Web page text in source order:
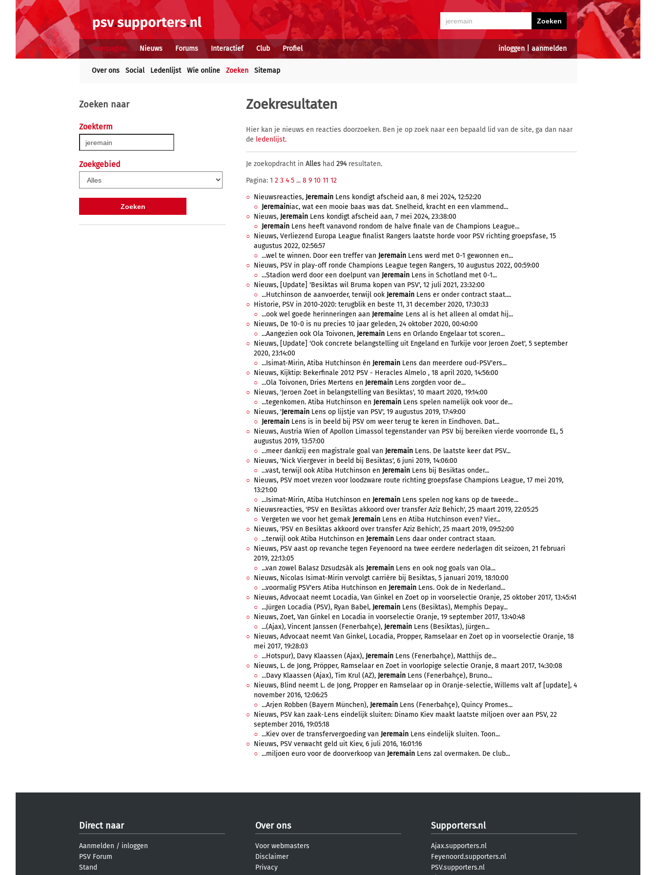
inloggen| aanmelden
Voorpagina Nieuws Forums Interactief Club Profiel
Over ons Social Ledenlijst Wie online Zoeken Sitemap
Zoeken naar
Zoekterm
Zoekgebied
Zoekresultaten
Hier kan je nieuws en reacties doorzoeken. Ben je op zoek naar een bepaald lid van de site, ga dan naar
de ledenlijst.
Je zoekopdracht in Alles had 294resultaten.
Pagina: 1 2 3 4 5 ... 8 9 10 11 12
Nieuwsreacties, Jeremain Lens kondigt afscheid aan, 8 mei 2024, 12:52:20
Jeremainiac, wat een mooie baas was dat. Snelheid, kracht en een vlammend...
Nieuws, Jeremain Lens kondigt afscheid aan, 7 mei 2024, 23:38:00
Jeremain Lens heeft vanavond rondom de halve finale van de Champions League...
Nieuws, Verliezend Europa League finalist Rangers laatste horde voor PSV richting groepsfase, 15
augustus 2022, 02:56:57
...wel te winnen. Door een treffer van Jeremain Lens werd met 0-1 gewonnen en...
Nieuws, PSV in play-off ronde Champions League tegen Rangers, 10 augustus 2022, 00:59:00
...Stadion werd door een doelpunt van Jeremain Lens in Schotland met 0-1...
Nieuws, [Update] 'Besiktas wil Bruma kopen van PSV', 12 juli 2021, 23:32:00
...Hutchinson de aanvoerder, terwijl ook Jeremain Lens er onder contract staat....
Historie, PSV in 2010-2020: terugblik en beste 11, 31 december 2020, 17:30:33
...ook wel goede herinneringen aan Jeremaine Lens al is het alleen al omdat hij...
Nieuws, De 10-0 is nu precies 10 jaar geleden, 24 oktober 2020, 00:40:00
...Aangezien ook Ola Toivonen, Jeremain Lens en Orlando Engelaar tot scoren...
Nieuws, [Update] 'Ook concrete belangstelling uit Engeland en Turkije voor Jeroen Zoet', 5 september
2020, 23:14:00
...Isimat-Mirin, Atiba Hutchinson én Jeremain Lens dan meerdere oud-PSV'ers...
Nieuws, Kijktip: Bekerfinale 2012 PSV - Heracles Almelo , 18 april 2020, 14:56:00
...Ola Toivonen, Dries Mertens en Jeremain Lens zorgden voor de...
Nieuws, 'Jeroen Zoet in belangstelling van Besiktas', 10 maart 2020, 19:14:00
...tegenkomen. Atiba Hutchinson en Jeremain Lens spelen namelijk ook voor de...
Nieuws, 'Jeremain Lens op lijstje van PSV', 19 augustus 2019, 17:49:00
Jeremain Lens is in beeld bij PSV om weer terug te keren in Eindhoven. Dat...
Nieuws, Austria Wien of Apollon Limassol tegenstander van PSV bij bereiken vierde voorronde EL, 5
augustus 2019, 13:57:00
...meer dankzij een magistrale goal van Jeremain Lens. De laatste keer dat PSV...
Nieuws, 'Nick Viergever in beeld bij Besiktas', 6 juni 2019, 14:06:00
...vast, terwijl ook Atiba Hutchinson en Jeremain Lens bij Besiktas onder...
Nieuws, PSV moet vrezen voor loodzware route richting groepsfase Champions League, 17 mei 2019,
13:21:00
...Isimat-Mirin, Atiba Hutchinson en Jeremain Lens spelen nog kans op de tweede...
Nieuwsreacties, 'PSV en Besiktas akkoord over transfer Aziz Behich', 25 maart 2019, 22:05:25
Vergeten we voor het gemak Jeremain Lens en Atiba Hutchinson even? Vier...
Nieuws, 'PSV en Besiktas akkoord over transfer Aziz Behich', 25 maart 2019, 09:52:00
...terwijl ook Atiba Hutchinson en Jeremain Lens daar onder contract staan.
Nieuws, PSV aast op revanche tegen Feyenoord na twee eerdere nederlagen dit seizoen, 21 februari
2019, 22:13:05
...van zowel Balasz Dzsudzsák als Jeremain Lens en ook nog goals van Ola...
Nieuws, Nicolas Isimat-Mirin vervolgt carrière bij Besiktas, 5 januari 2019, 18:10:00
...voormalig PSV'ers Atiba Hutchinson en Jeremain Lens. Ook de in Nederland...
Nieuws, Advocaat neemt Locadia, Van Ginkel en Zoet op in voorselectie Oranje, 25 oktober 2017, 13:45:41
...Jürgen Locadia (PSV), Ryan Babel, Jeremain Lens (Besiktas), Memphis Depay...
Nieuws, Zoet, Van Ginkel en Locadia in voorselectie Oranje, 19 september 2017, 13:40:48
...(Ajax), Vincent Janssen (Fenerbahçe), Jeremain Lens (Besiktas), Jürgen...
Nieuws, Advocaat neemt Van Ginkel, Locadia, Propper, Ramselaar en Zoet op in voorselectie Oranje, 18
mei 2017, 19:28:03
...Hotspur), Davy Klaassen (Ajax), Jeremain Lens (Fenerbahçe), Matthijs de...
Nieuws, L. de Jong, Pröpper, Ramselaar en Zoet in voorlopige selectie Oranje, 8 maart 2017, 14:30:08
...Davy Klaassen (Ajax), Tim Krul (AZ), Jeremain Lens (Fenerbahçe), Bruno...
Nieuws, Blind neemt L. de Jong, Propper en Ramselaar op in Oranje-selectie, Willems valt af [update], 4
november 2016, 12:06:25
...Arjen Robben (Bayern München), Jeremain Lens (Fenerbahçe), Quincy Promes...
Nieuws, PSV kan zaak-Lens eindelijk sluiten: Dinamo Kiev maakt laatste miljoen over aan PSV, 22
september 2016, 19:05:18
...Kiev over de transfervergoeding van Jeremain Lens eindelijk sluiten. Toon...
Nieuws, PSV verwacht geld uit Kiev, 6 juli 2016, 16:01:16
...miljoen euro voor de doorverkoop van Jeremain Lens zal overmaken. De club...
Direct naar
Aanmelden / inloggen
PSV Forum
Stand
Over ons
Voor webmasters
Disclaimer
Privacy
Supporters.nl
Ajax.supporters.nl
Feyenoord.supporters.nl
PSV.supporters.nl